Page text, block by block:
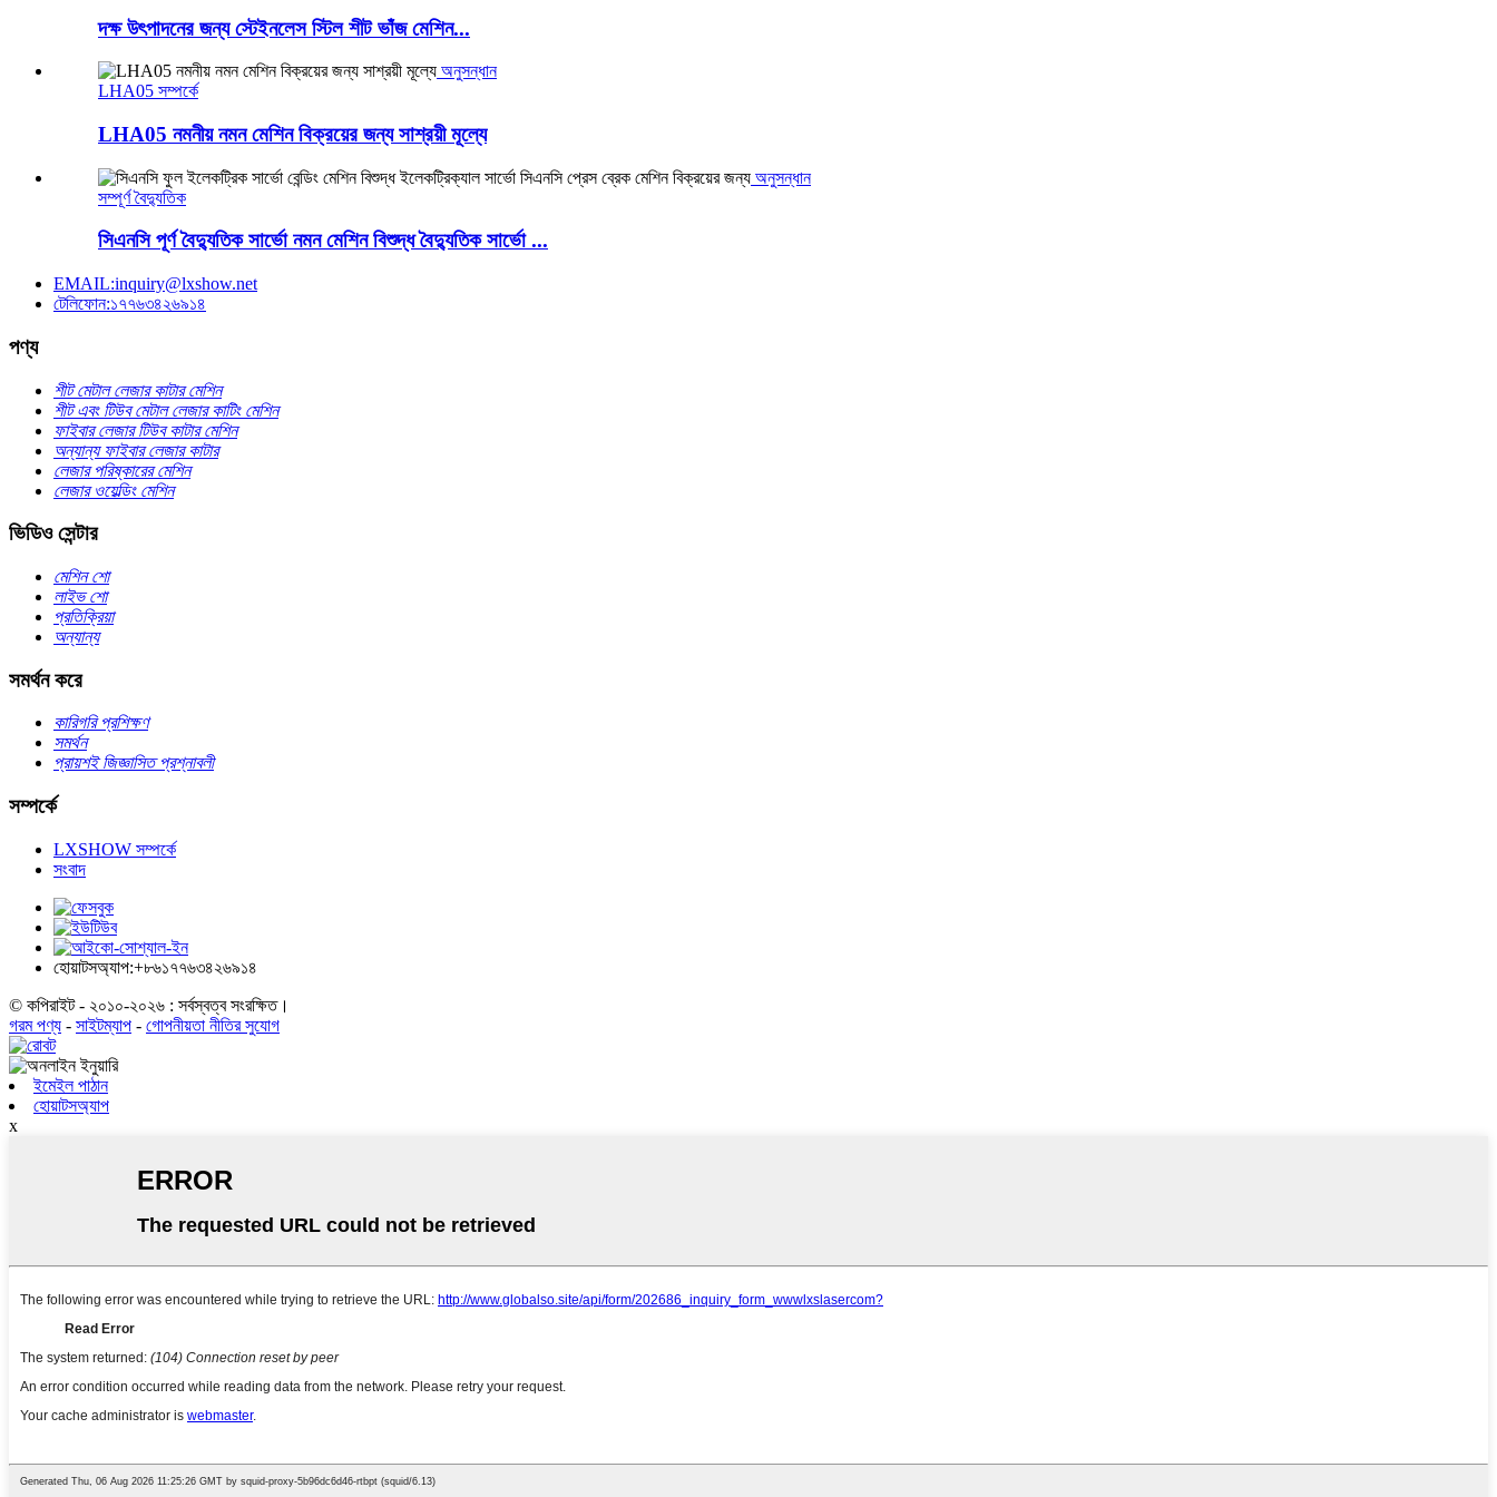
দক্ষ উৎপাদনের জন্য স্টেইনলেস স্টিল শীট ভাঁজ মেশিন...
অনুসন্ধান
LHA05 সম্পর্কে
LHA05 নমনীয় নমন মেশিন বিক্রয়ের জন্য সাশ্রয়ী মূল্যে
অনুসন্ধান
সম্পূর্ণ বৈদ্যুতিক
সিএনসি পূর্ণ বৈদ্যুতিক সার্ভো নমন মেশিন বিশুদ্ধ বৈদ্যুতিক সার্ভো ...
EMAIL:inquiry@lxshow.net
টেলিফোন:১৭৭৬৩৪২৬৯১৪
পণ্য
শীট মেটাল লেজার কাটার মেশিন
শীট এবং টিউব মেটাল লেজার কাটিং মেশিন
ফাইবার লেজার টিউব কাটার মেশিন
অন্যান্য ফাইবার লেজার কাটার
লেজার পরিষ্কারের মেশিন
লেজার ওয়েল্ডিং মেশিন
ভিডিও সেন্টার
মেশিন শো
লাইভ শো
প্রতিক্রিয়া
অন্যান্য
সমর্থন করে
কারিগরি প্রশিক্ষণ
সমর্থন
প্রায়শই জিজ্ঞাসিত প্রশ্নাবলী
সম্পর্কে
LXSHOW সম্পর্কে
সংবাদ
হোয়াটসঅ্যাপ:+৮৬১৭৭৬৩৪২৬৯১৪
© কপিরাইট - ২০১০-২০২৬ : সর্বস্বত্ব সংরক্ষিত।
গরম পণ্য - সাইটম্যাপ - গোপনীয়তা নীতির সুযোগ
ইমেইল পাঠান
হোয়াটসঅ্যাপ
x